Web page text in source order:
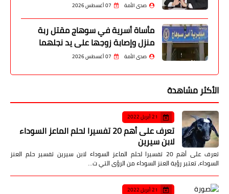
صدى الأمة 07 أغسطس 2026
مأساة أسرية في سوهاج مقتل ربة
منزل وإصابة زوجها على يد نجلهما
صدى الأمة 07 أغسطس 2026
الأكثر مشاهدة
21 أبريل 2022
تعرف على أهم 20 تفسيرا لحلم الماعز السوداء
لابن سيرين
تعرف على أهم 20 تفسيرا لحلم الماعز السوداء لابن سيرين تفسير حلم العنز
السوداء، تعتبر رؤية العنز السوداء من الرؤى التي ت…
21 أبريل 2022